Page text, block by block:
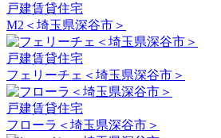
戸建賃貸住宅
M2＜埼玉県深谷市＞
戸建賃貸住宅
フェリーチェ＜埼玉県深谷市＞
戸建賃貸住宅
フローラ＜埼玉県深谷市＞